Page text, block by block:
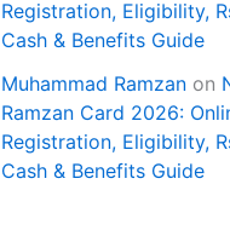
Registration, Eligibility,
Cash & Benefits Guide
Muhammad Ramzan on
Ramzan Card 2026:
Registration, Eligibility,
Cash & Benefits Guide